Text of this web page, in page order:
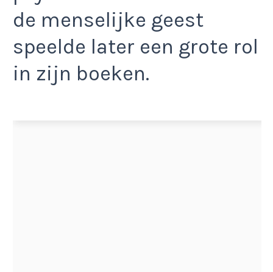
de menselijke geest
speelde later een grote rol
in zijn boeken.